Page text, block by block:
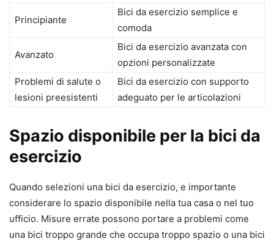
Principiante
Bici da esercizio semplice e
comoda
Avanzato
Bici da esercizio avanzata con
opzioni personalizzate
Problemi di salute o
lesioni preesistenti
Bici da esercizio con supporto
adeguato per le articolazioni
Spazio disponibile per la bici da
esercizio
Quando selezioni una bici da esercizio, e importante
considerare lo spazio disponibile nella tua casa o nel tuo
ufficio. Misure errate possono portare a problemi come
una bici troppo grande che occupa troppo spazio o una bici